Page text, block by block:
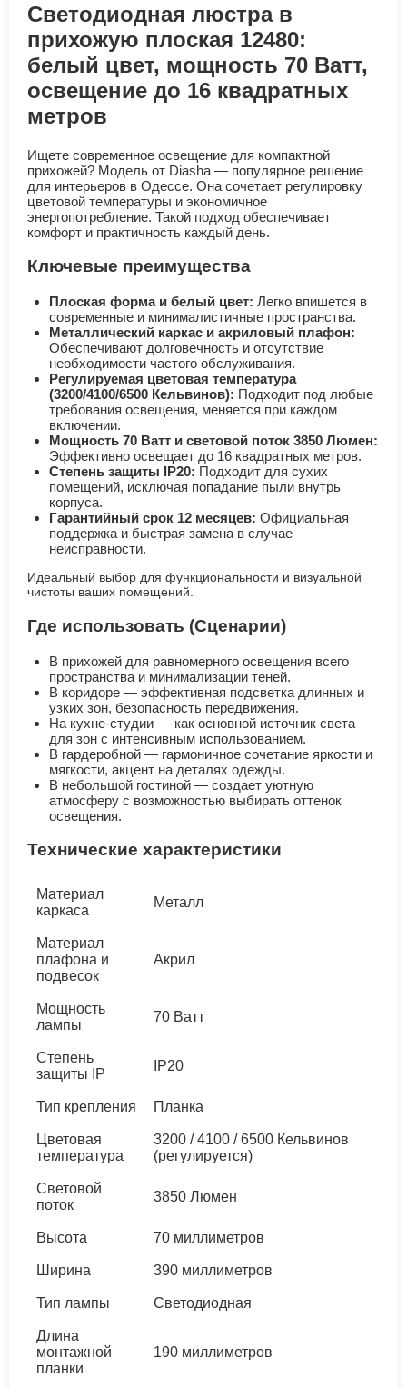
Светодиодная люстра в
прихожую плоская 12480:
белый цвет, мощность 70 Ватт,
освещение до 16 квадратных
метров
Ищете современное освещение для компактной
прихожей? Модель от Diasha — популярное решение
для интерьеров в Одессе. Она сочетает регулировку
цветовой температуры и экономичное
энергопотребление. Такой подход обеспечивает
комфорт и практичность каждый день.
Ключевые преимущества
Плоская форма и белый цвет: Легко впишется в
современные и минималистичные пространства.
Металлический каркас и акриловый плафон:
Обеспечивают долговечность и отсутствие
необходимости частого обслуживания.
Регулируемая цветовая температура
(3200/4100/6500 Кельвинов): Подходит под любые
требования освещения, меняется при каждом
включении.
Мощность 70 Ватт и световой поток 3850 Люмен:
Эффективно освещает до 16 квадратных метров.
Степень защиты IP20: Подходит для сухих
помещений, исключая попадание пыли внутрь
корпуса.
Гарантийный срок 12 месяцев: Официальная
поддержка и быстрая замена в случае
неисправности.
Идеальный выбор для функциональности и визуальной
чистоты ваших помещений.
Где использовать (Сценарии)
В прихожей для равномерного освещения всего
пространства и минимализации теней.
В коридоре — эффективная подсветка длинных и
узких зон, безопасность передвижения.
На кухне-студии — как основной источник света
для зон с интенсивным использованием.
В гардеробной — гармоничное сочетание яркости и
мягкости, акцент на деталях одежды.
В небольшой гостиной — создает уютную
атмосферу с возможностью выбирать оттенок
освещения.
Технические характеристики
Материал
каркаса
Металл
Материал
плафона и
подвесок
Акрил
Мощность
лампы
70 Ватт
Степень
защиты IP
IP20
Тип крепления Планка
Цветовая
температура
3200 / 4100 / 6500 Кельвинов
(регулируется)
Световой
поток
3850 Люмен
Высота 70 миллиметров
Ширина 390 миллиметров
Тип лампы Светодиодная
Длина
монтажной
планки
190 миллиметров